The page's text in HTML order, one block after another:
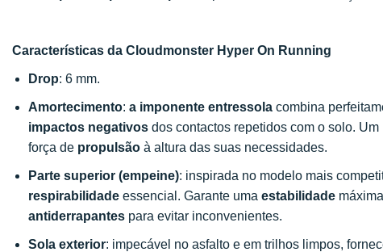
Características da Cloudmonster Hyper On Running
Drop: 6 mm.
Amortecimento: a imponente entressola combina
impactos negativos dos contactos repetidos com o solo. Um
força de propulsão à altura das suas necessidades.
Parte superior (empeine): inspirada no modelo mais
respirabilidade essencial. Garante uma estabilidade
antiderrapantes para evitar inconvenientes.
Sola exterior: impecável no asfalto e em trilhos limpos,